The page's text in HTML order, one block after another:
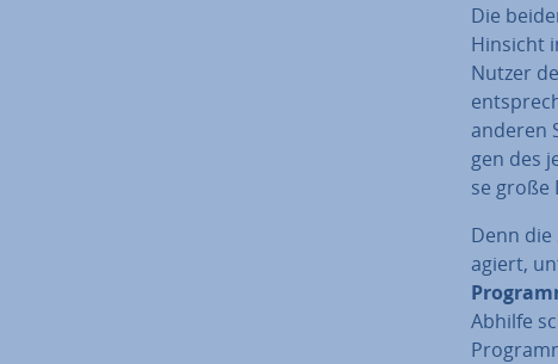
Die
Hinsicht
Nutzer
anderen
gen des
se große
Denn
agiert,
Abhilfe